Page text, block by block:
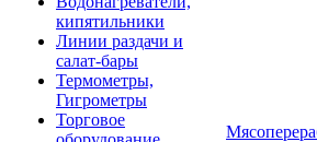
кипятильники
Линии раздачи и
салат-бары
Термометры,
Гигрометры
Торговое